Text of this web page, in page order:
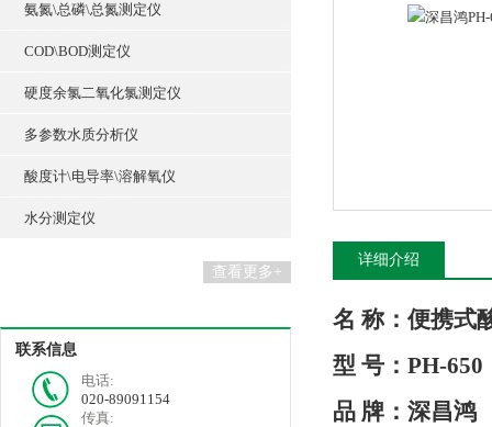
氨氮\总磷\总氮测定仪
COD\BOD测定仪
硬度余氯二氧化氯测定仪
多参数水质分析仪
酸度计\电导率\溶解氧仪
水分测定仪
查看更多+
联系信息
电话:
020-89091154
传真:
详细介绍
名 称 ： 便携式
型 号 ： PH-650
品 牌 ：深昌鸿